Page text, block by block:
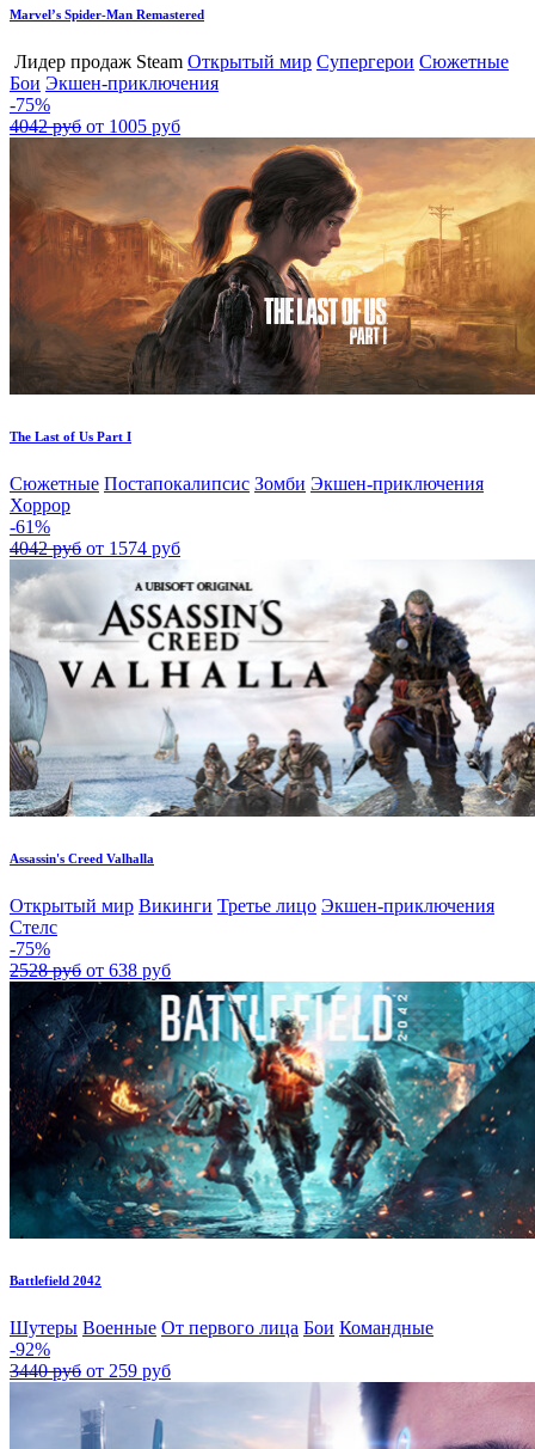
Marvel’s Spider-Man Remastered
Лидер продаж Steam Открытый мир Супергерои Сюжетные
Бои Экшен-приключения
-75%
4042 руб от 1005 руб
The Last of Us Part I
Сюжетные Постапокалипсис Зомби Экшен-приключения
Хоррор
-61%
4042 руб от 1574 руб
Assassin's Creed Valhalla
Открытый мир Викинги Третье лицо Экшен-приключения
Стелс
-75%
2528 руб от 638 руб
Battlefield 2042
Шутеры Военные От первого лица Бои Командные
-92%
3440 руб от 259 руб